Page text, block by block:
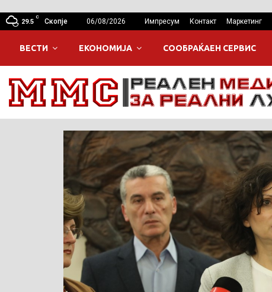
29.5
C
Скопје 06/08/2026 Импресум Контакт Маркетинг
ВЕСТИ ЕКОНОМИЈА СООБРАЌАЕН СЕРВИС